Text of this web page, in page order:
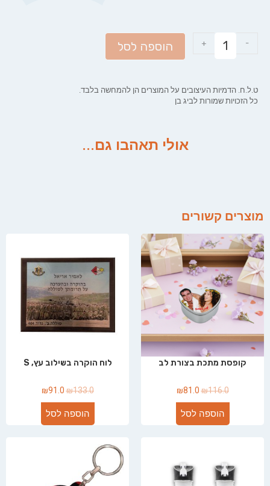
-
+ הוספה לסל
ט.ל.ח. הדמיות העיצובים על המוצרים הן להמחשה בלבד.
כל הזכויות שמורות לביג בן
אולי תאהבו גם...
מוצרים קשורים
קופסת מתכת בצורת לב
₪116.0
₪81.0
הוספה לסל
לוח הוקרה בשילוב עץ, S
₪133.0
₪91.0
הוספה לסל